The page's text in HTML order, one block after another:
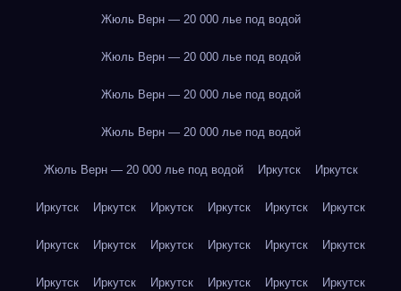
Жюль Верн — 20 000 лье под водой
Жюль Верн — 20 000 лье под водой
Жюль Верн — 20 000 лье под водой
Жюль Верн — 20 000 лье под водой
Жюль Верн — 20 000 лье под водой Иркутск Иркутск
Иркутск Иркутск Иркутск Иркутск Иркутск Иркутск
Иркутск Иркутск Иркутск Иркутск Иркутск Иркутск
Иркутск Иркутск Иркутск Иркутск Иркутск Иркутск